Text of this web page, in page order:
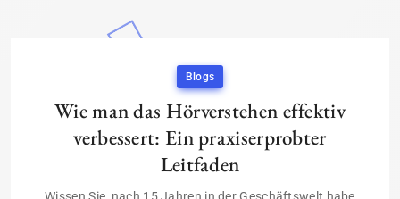
Blogs
Wie man das Hörverstehen effektiv
verbessert: Ein praxiserprobter
Leitfaden